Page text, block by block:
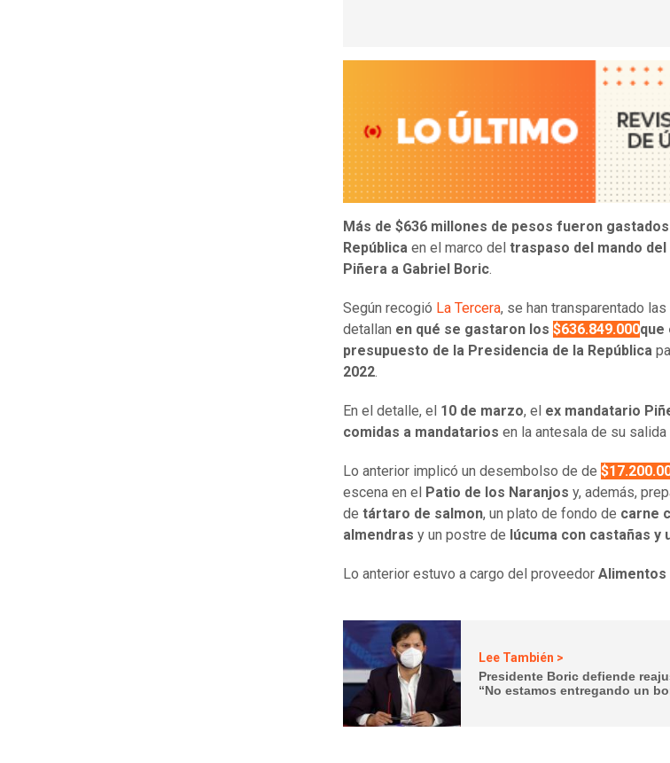
Más de $636 millones de pesos fueron gastados
República en el marco del traspaso del mando
Piñera a Gabriel Boric.
Según recogió La Tercera, se han transparentado
detallan en qué se gastaron los $636.849.000que
presupuesto de la Presidencia de la República
2022.
En el detalle, el 10 de marzo, el ex mandatario
comidas a mandatarios en la antesala de su salida
Lo anterior implicó un desembolso de de
escena en el
Patio de los Naranjos y, además,
de tártaro de salmon, un plato de fondo de carne
almendras y un postre de lúcuma con castañas
Lo anterior estuvo a cargo del proveedor Alimentos
Lee También >
Presidente Boric defiende
“No estamos entregando un